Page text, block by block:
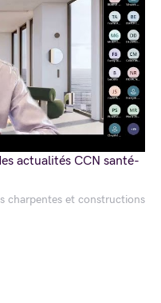
charpentes et constructions
actualités CCN santé-